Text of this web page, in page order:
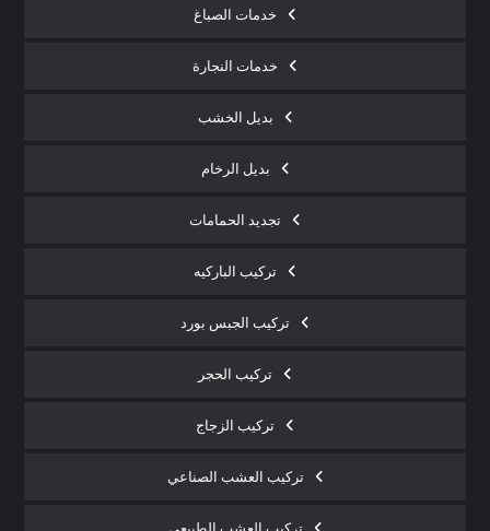
خدمات الصباغ
خدمات النجارة
بديل الخشب
بديل الرخام
تجديد الحمامات
تركيب الباركيه
تركيب الجبس بورد
تركيب الحجر
تركيب الزجاج
تركيب العشب الصناعي